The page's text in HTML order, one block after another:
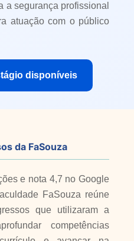
a segurança profissional
atuação com o público
disponíveis
da FaSouza
e nota 4,7 no Google
FaSouza reúne
que utilizaram a
competências